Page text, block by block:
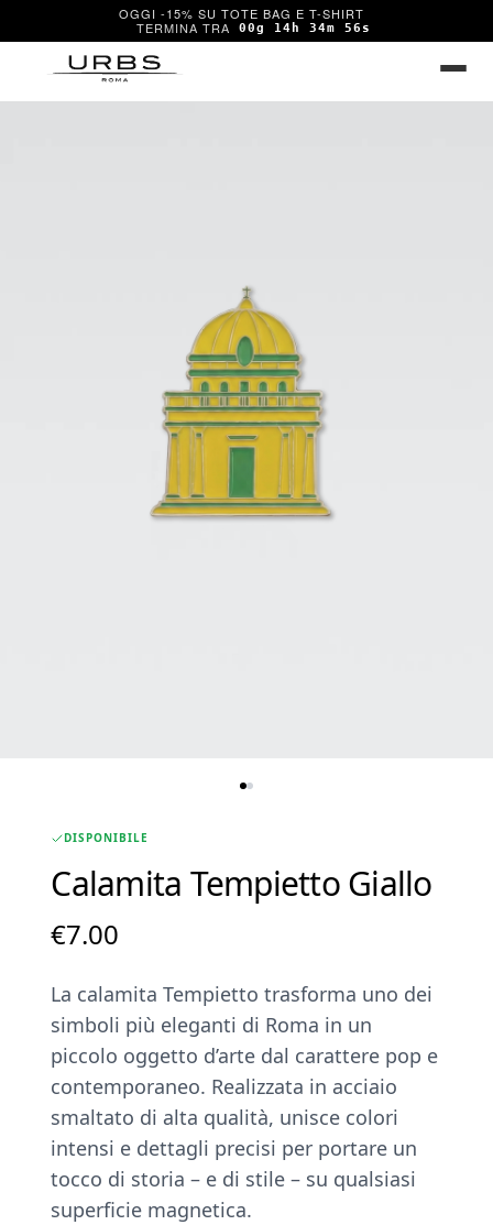
OGGI -15% SU TOTE BAG E T-SHIRT
00g 14h 34m 56s
DISPONIBILE
Calamita Tempietto Giallo
€7.00
La calamita Tempietto trasforma uno dei
simboli più eleganti di Roma in un
piccolo oggetto d’arte dal carattere pop e
contemporaneo. Realizzata in acciaio
smaltato di alta qualità, unisce colori
intensi e dettagli precisi per portare un
tocco di storia – e di stile – su qualsiasi
superficie magnetica.